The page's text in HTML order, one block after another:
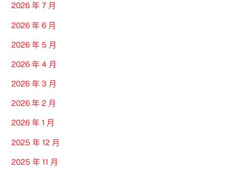
2026 年 7 月
2026 年 6 月
2026 年 5 月
2026 年 4 月
2026 年 3 月
2026 年 2 月
2026 年 1 月
2025 年 12 月
2025 年 11 月